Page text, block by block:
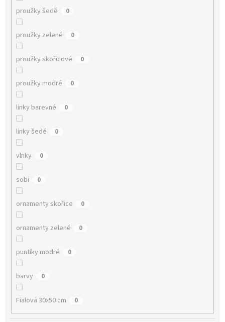
proužky šedé 0
proužky zelené 0
proužky skořicové 0
proužky modré 0
linky barevné 0
linky šedé 0
vlnky 0
sobi 0
ornamenty skořice 0
ornamenty zelené 0
puntíky modré 0
barvy 0
Fialová 30x50 cm 0